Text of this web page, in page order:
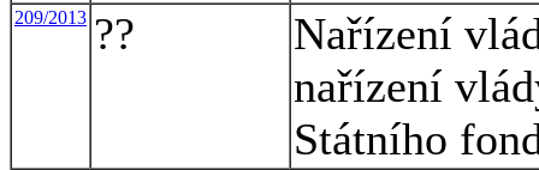
209/2013 ??
Nařízení
nařízení
Státního